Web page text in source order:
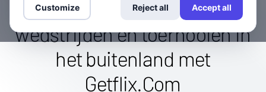
wereldwijd: bekijk spannende
wedstrijden en toernooien in
het buitenland met
Getflix.Com
Customize Reject all Accept all